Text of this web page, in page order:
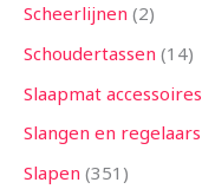
Scheerlijnen 2
Schoudertassen 14
Slaapmat accessoires
Slangen en regelaars
Slapen 351